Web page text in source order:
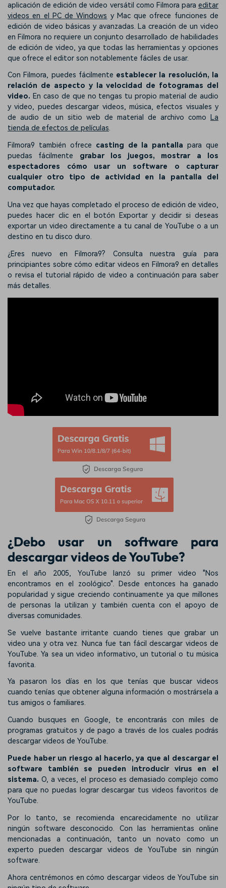
aplicación de edición de video versátil como Filmora para editar
videos en el PC de Windows y Mac que ofrece funciones de
edición de video básicas y avanzadas. La creación de un video
en Filmora no requiere un conjunto desarrollado de habilidades
de edición de video, ya que todas las herramientas y opciones
que ofrece el editor son notablemente fáciles de usar.
Con Filmora, puedes fácilmente establecer la resolución, la
relación de aspecto y la velocidad de fotogramas del
video. En caso de que no tengas tu propio material de audio
y video, puedes descargar videos, música, efectos visuales y
de audio de un sitio web de material de archivo como La
tienda de efectos de películas.
Filmora9 también ofrece casting de la pantallapara que
puedas fácilmente grabar los juegos, mostrar a los
espectadores cómo usar un software o capturar
cualquier otro tipo de actividad en la pantalla del
computador.
Una vez que hayas completado el proceso de edición de video,
puedes hacer clic en el botón Exportar y decidir si deseas
exportar un video directamente a tu canal de YouTube o a un
destino en tu disco duro.
¿Eres nuevo en Filmora9? Consulta nuestra guía para
principiantes sobre cómo editar videos en Filmora9 en detalles
o revisa el tutorial rápido de video a continuación para saber
más detalles.
¿Debo usar un software para
descargar videos de YouTube?
En el año 2005, YouTube lanzó su primer video "Nos
encontramos en el zoológico". Desde entonces ha ganado
popularidad y sigue creciendo continuamente ya que millones
de personas la utilizan y también cuenta con el apoyo de
diversas comunidades.
Se vuelve bastante irritante cuando tienes que grabar un
video una y otra vez. Nunca fue tan fácil descargar videos de
YouTube. Ya sea un video informativo, un tutorial o tu música
favorita.
Ya pasaron los días en los que tenías que buscar videos
cuando tenías que obtener alguna información o mostrársela a
tus amigos o familiares.
Cuando busques en Google, te encontrarás con miles de
programas gratuitos y de pago a través de los cuales podrás
descargar videos de YouTube.
Puede haber un riesgo al hacerlo, ya que al descargar el
software también se pueden introducir virus en el
sistema. O, a veces, el proceso es demasiado complejo como
para que no puedas lograr descargar tus videos favoritos de
YouTube.
Por lo tanto, se recomienda encarecidamente no utilizar
ningún software desconocido. Con las herramientas online
mencionadas a continuación, tanto un novato como un
experto pueden descargar videos de YouTube sin ningún
software.
Ahora centrémonos en cómo descargar videos de YouTube sin